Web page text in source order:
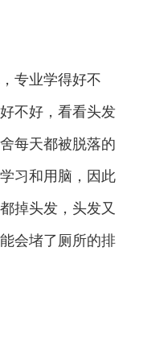
专业学得好不
不好，看看头发
每天都被脱落的
习和用脑，因此
掉头发，头发又
会堵了厕所的排